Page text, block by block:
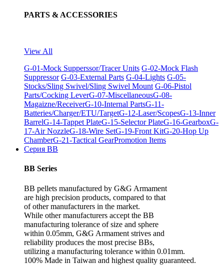
PARTS & ACCESSORIES
View All
G-01-Mock Supperssor/Tracer Units G-02-Mock Flash
Suppressor G-03-External Parts G-04-Lights G-05-
Stocks/Sling Swivel/Sling Swivel Mount G-06-Pistol
Parts/Cocking LeverG-07-MiscellaneousG-08-
Magaizne/ReceiverG-10-Internal PartsG-11-
Batteries/Charger/ETU/TargetG-12-Laser/ScopesG-13-Inner
BarrelG-14-Tappet PlateG-15-Selector PlateG-16-GearboxG-
17-Air NozzleG-18-Wire SetG-19-Front KitG-20-Hop Up
ChamberG-21-Tactical GearPromotion Items
Серия BB
BB Series
BB pellets manufactured by G&G Armament
are high precision products, compared to that
of other manufacturers in the market.
While other manufacturers accept the BB
manufacturing tolerance of size and sphere
within 0.05mm, G&G Armament strives and
reliability produces the most precise BBs,
utilizing a manufacturing tolerance within 0.01mm.
100% Made in Taiwan and highest quality guaranteed.